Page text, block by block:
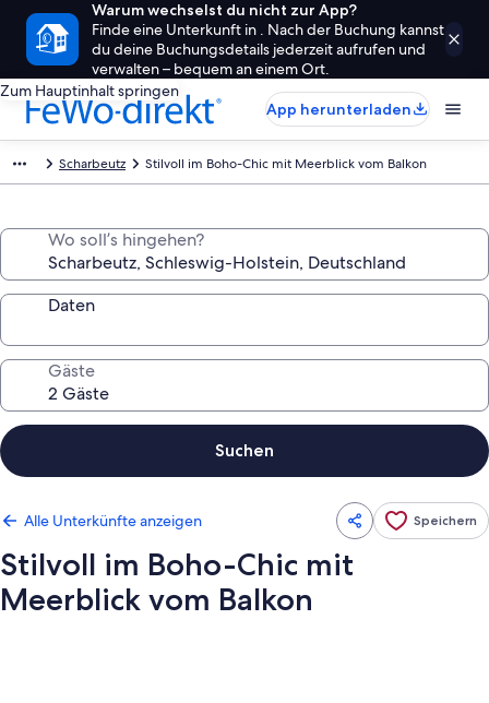
Warum wechselst du nicht zur App?
Finde eine Unterkunft in . Nach der Buchung kannst
du deine Buchungsdetails jederzeit aufrufen und
verwalten – bequem an einem Ort.
Zum Hauptinhalt springen
App herunterladen
Scharbeutz Stilvoll im Boho-Chic mit Meerblick vom Balkon
Wo soll’s hingehen?
Daten
Gäste
Suchen
Alle Unterkünfte anzeigen Speichern
Stilvoll im Boho-Chic mit
Meerblick vom Balkon